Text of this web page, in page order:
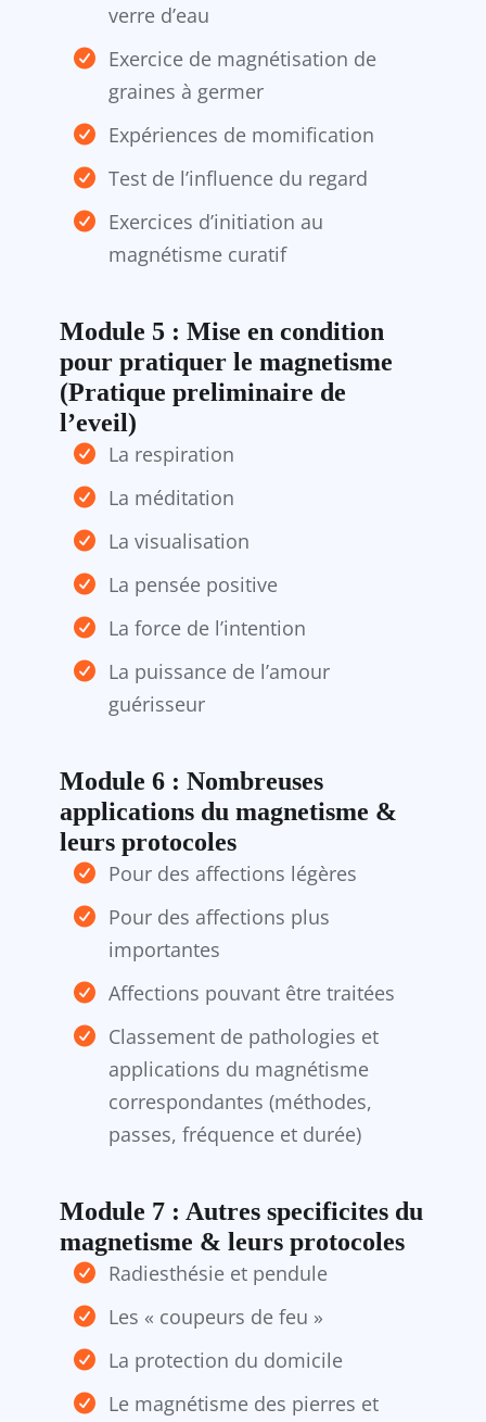
verre d’eau
Exercice de magnétisation de
graines à germer
Expériences de momification
Test de l’influence du regard
Exercices d’initiation au
magnétisme curatif
Module 5 : Mise en condition
pour pratiquer le magnetisme
(Pratique preliminaire de
l’eveil)
La respiration
La méditation
La visualisation
La pensée positive
La force de l’intention
La puissance de l’amour
guérisseur
​Module 6 : Nombreuses
applications du magnetisme &
leurs protocoles
Pour des affections légères
Pour des affections plus
importantes
Affections pouvant être traitées
Classement de pathologies et
applications du magnétisme
correspondantes (méthodes,
passes, fréquence et durée)
​Module 7 : Autres specificites du
magnetisme & leurs protocoles
Radiesthésie et pendule
Les « coupeurs de feu »
La protection du domicile
Le magnétisme des pierres et